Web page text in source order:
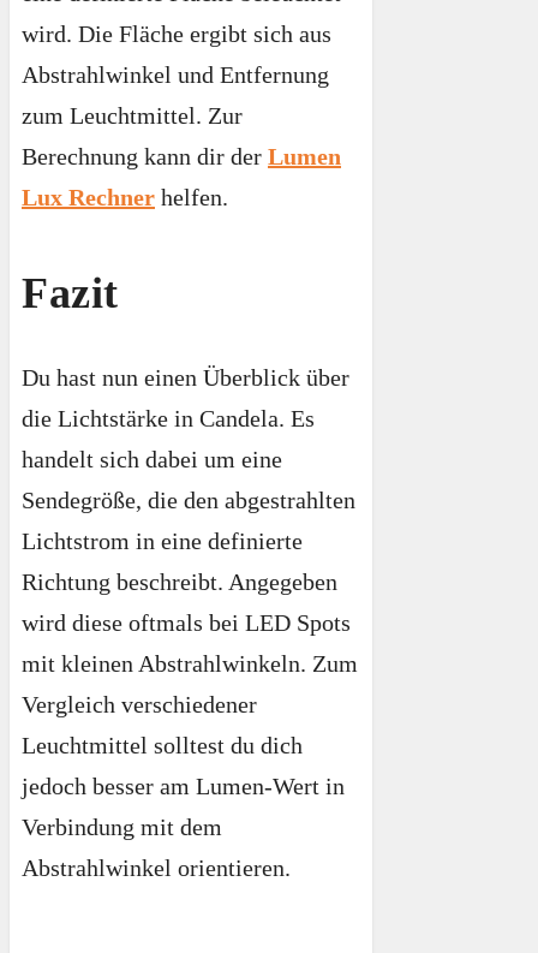
wird. Die Fläche ergibt sich aus
Abstrahlwinkel und Entfernung
zum Leuchtmittel. Zur
Berechnung kann dir der Lumen
Lux Rechner helfen.
Fazit
Du hast nun einen Überblick über
die Lichtstärke in Candela. Es
handelt sich dabei um eine
Sendegröße, die den abgestrahlten
Lichtstrom in eine definierte
Richtung beschreibt. Angegeben
wird diese oftmals bei LED Spots
mit kleinen Abstrahlwinkeln. Zum
Vergleich verschiedener
Leuchtmittel solltest du dich
jedoch besser am Lumen-Wert in
Verbindung mit dem
Abstrahlwinkel orientieren.